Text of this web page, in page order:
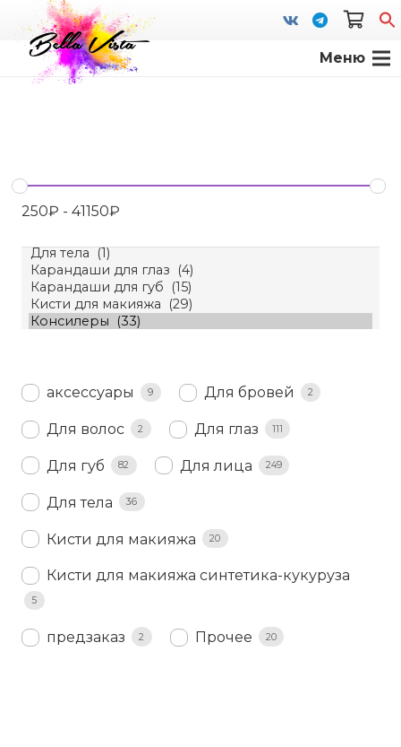
Меню
250₽ - 41150₽
аксессуары 9 Для бровей 2
Для волос 2 Для глаз 111
Для губ 82 Для лица 249
Для тела 36
Кисти для макияжа 20
Кисти для макияжа синтетика-кукуруза
5
предзаказ 2 Прочее 20